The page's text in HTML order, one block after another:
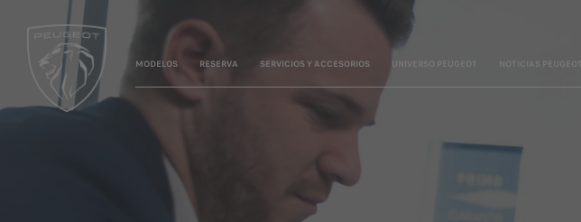
MODELOS RESERVA SERVICIOS Y ACCESORIOS UNIVERSO PEUGEOT NOTICIAS PEUGEOT